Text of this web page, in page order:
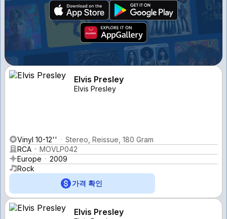
Elvis Presley
Elvis Presley
Vinyl 10-12''
Stereo, Reissue, 180 Gram
RCA
MOVLP042
Europe
2009
Rock
가격 확인
Elvis Presley